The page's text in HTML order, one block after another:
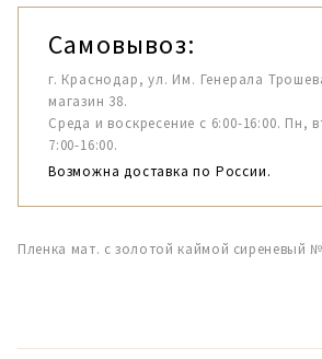
Самовывоз:
г. Краснодар, ул. Им. Генерала
магазин 38.
Среда и воскресение с 6:00-16:00. Пн,
7:00-16:00.
Возможна доставка по России.
Пленка мат. с золотой каймой сиреневый